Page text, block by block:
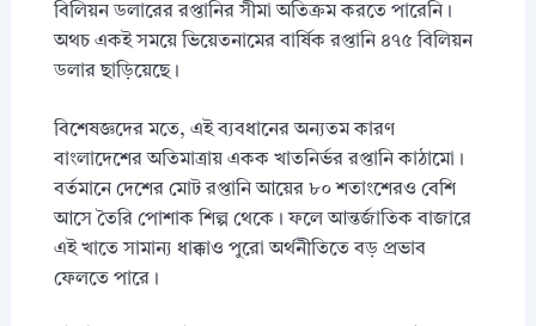
বিলিয়ন ডলারের রপ্তানির সীমা অতিক্রম করতে পারেনি।
অথচ একই সময়ে ভিয়েতনামের বার্ষিক রপ্তানি ৪৭৫ বিলিয়ন
ডলার ছাড়িয়েছে।
বিশেষজ্ঞদের মতে, এই ব্যবধানের অন্যতম কারণ
বাংলাদেশের অতিমাত্রায় একক খাতনির্ভর রপ্তানি কাঠামো।
বর্তমানে দেশের মোট রপ্তানি আয়ের ৮০ শতাংশেরও বেশি
আসে তৈরি পোশাক শিল্প থেকে। ফলে আন্তর্জাতিক বাজারে
এই খাতে সামান্য ধাক্কাও পুরো অর্থনীতিতে বড় প্রভাব
ফেলতে পারে।